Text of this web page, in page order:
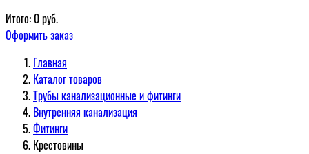
Итого: 0руб.
Оформить заказ
Главная
Каталог товаров
Трубы канализационные и фитинги
Внутренняя канализация
Фитинги
Крестовины